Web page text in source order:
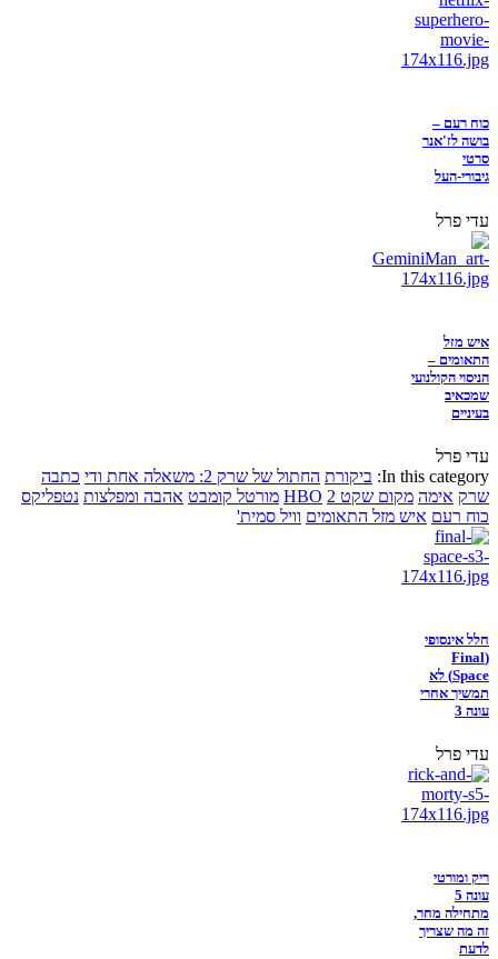
כוח רעם –
בושה לז'אנר
סרטי
גיבורי-העל
עדי פרל
איש מזל
התאומים –
הניסוי הקולנועי
שמכאיב
בעיניים
עדי פרל
In this category: ביקורת החתול של שרק 2: משאלה אחת ודי
כתבה
שרק אימה מקום שקט 2 HBO מורטל קומבט אהבה ומפלצות נטפליקס
כוח רעם איש מזל התאומים וויל סמית'
חלל אינסופי
(Final
Space) לא
תמשיך אחרי
עונה 3
עדי פרל
ריק ומורטי
עונה 5
מתחילה מחר,
זה מה שצריך
לדעת